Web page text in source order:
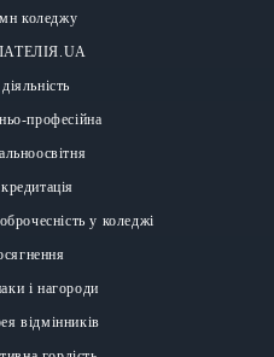
коледжу
професійна
у коледжі
і нагороди
відмінників